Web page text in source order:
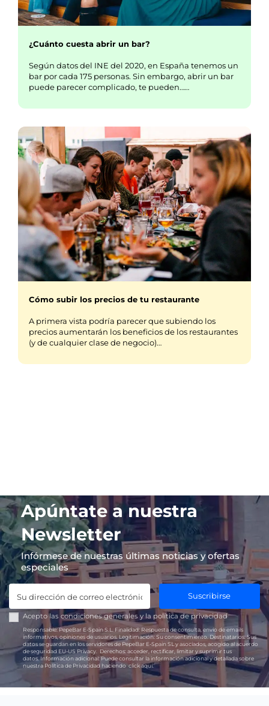
¿Cuánto cuesta abrir un bar?
Según datos del INE del 2020, en España tenemos un
bar por cada 175 personas. Sin embargo, abrir un bar
puede parecer complicado, te pueden……
Cómo subir los precios de tu restaurante
A primera vista podría parecer que subiendo los
precios aumentarán los beneficios de los restaurantes
(y de cualquier clase de negocio)…
Apúntate a nuestra
Newsletter
Infórmese de nuestras últimas noticias y ofertas
especiales
Suscribirse
Acepto las condiciones generales y lapolítica de privacidad
Responsable:PepeBar E-Spain S.L. Finalidad: Respuesta de consulta, envío de emails
informativos, opiniones de usuarios. Legitimación: Su consentimiento. Destinatarios:Sus
datos se guardan en los servidores de PepeBar E-Spain SL y asociados, acogido al acuerdo
de seguridad EU-US Privacy.
Derechos: acceder, rectificar, limitar y suprimir tus
datos.Información adicional:Puede consultar la información adicional y detallada sobre
nuestra Política de Privacidad haciendoclick aquí.